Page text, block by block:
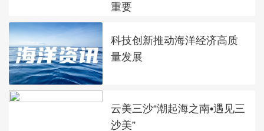
重要
科技创新推动海洋经济高质
量发展
云美三沙“潮起海之南•遇见三
沙美”